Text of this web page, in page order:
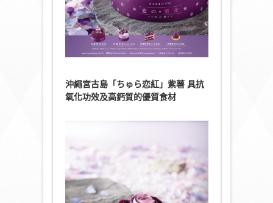
沖繩宮古島「ちゅら恋紅」紫薯 具抗
氧化功效及高鈣質的優質食材